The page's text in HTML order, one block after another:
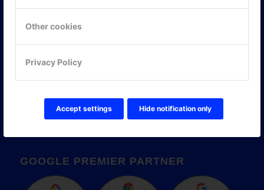
Other cookies
Privacy Policy
Accept settings Hide notification only
GOOGLE PREMIER PARTNER